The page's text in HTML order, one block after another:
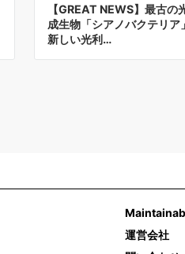
【GREAT NEWS】最古の
成生物「シアノバクテリア
新しい光利…
運営会社